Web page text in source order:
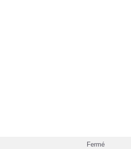
Fermé